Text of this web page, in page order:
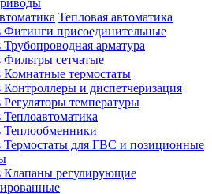
Тепловая автоматика
Фитинги присоединительные
Трубопроводная арматура
Фильтры сетчатые
Комнатные термостаты
Контроллеры и диспетчеризация
Регуляторы температуры
Теплоавтоматика
Теплообменники
Термостаты для ГВС и позиционные
Клапаны регулирующие